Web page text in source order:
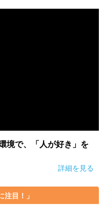
境で、「人が好き」を
詳細を見る
注目！」